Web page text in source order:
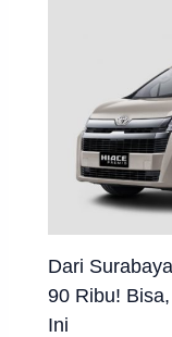
Dari
90 Ribu!
Ini